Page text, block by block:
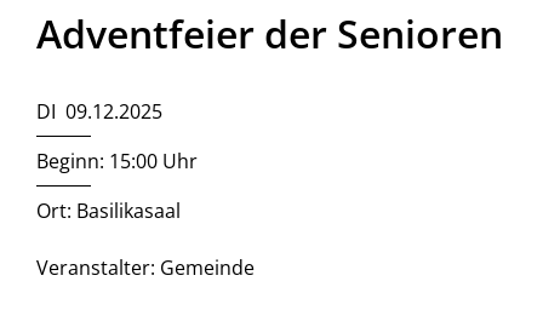
Adventfeier der Senioren
DI 09.12.2025
Beginn: 15:00 Uhr
Ort: Basilikasaal
Veranstalter: Gemeinde